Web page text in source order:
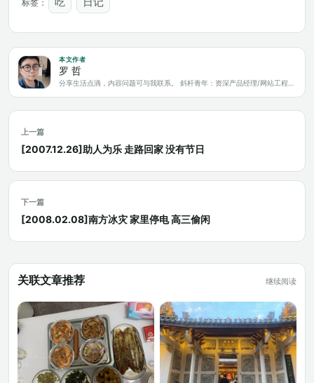
标签：
本文作者
罗 哲
上一篇
[2007.12.26]助人为乐 走路回家 没有节日
下一篇
[2008.02.08]南方冰灾 家里停电 高三偷闲
关联文章推荐 继续阅读